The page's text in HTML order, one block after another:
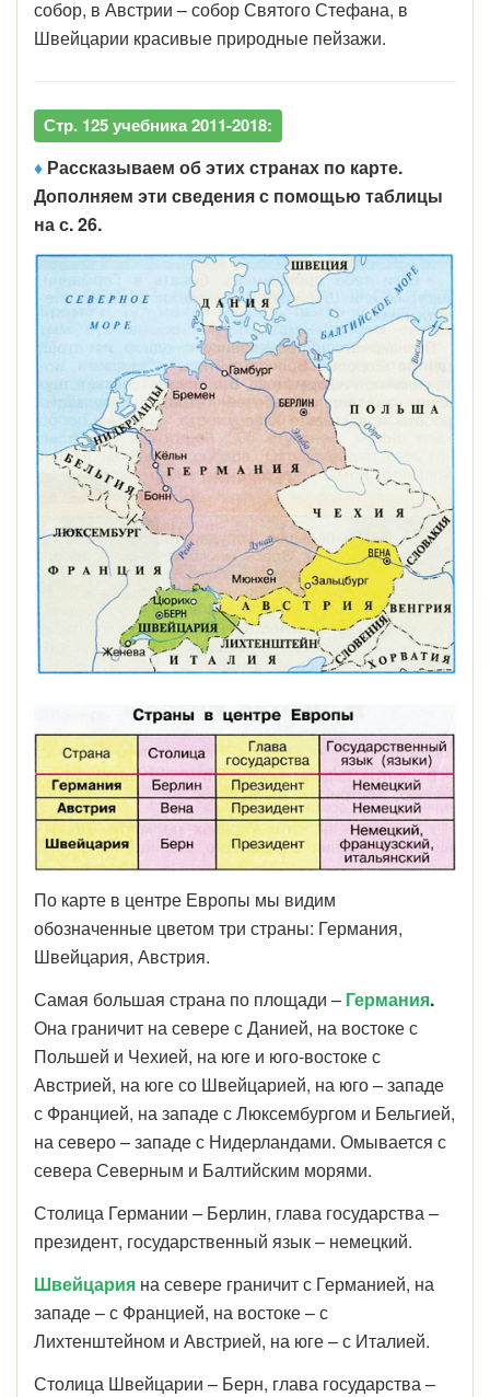
собор, в Австрии – собор Святого Стефана, в
Швейцарии красивые природные пейзажи.
Стр. 125 учебника 2011-2018:
♦ Рассказываем об этих странах по карте.
Дополняем эти сведения с помощью таблицы
на с. 26.
По карте в центре Европы мы видим
обозначенные цветом три страны: Германия,
Швейцария, Австрия.
Самая большая страна по площади – Германия.
Она граничит на севере с Данией, на востоке с
Польшей и Чехией, на юге и юго-востоке с
Австрией, на юге со Швейцарией, на юго – западе
с Францией, на западе с Люксембургом и Бельгией,
на северо – западе с Нидерландами. Омывается с
севера Северным и Балтийским морями.
Столица Германии – Берлин, глава государства –
президент, государственный язык – немецкий.
Швейцария на севере граничит с Германией, на
западе – с Францией, на востоке – с
Лихтенштейном и Австрией, на юге – с Италией.
Столица Швейцарии – Берн, глава государства –